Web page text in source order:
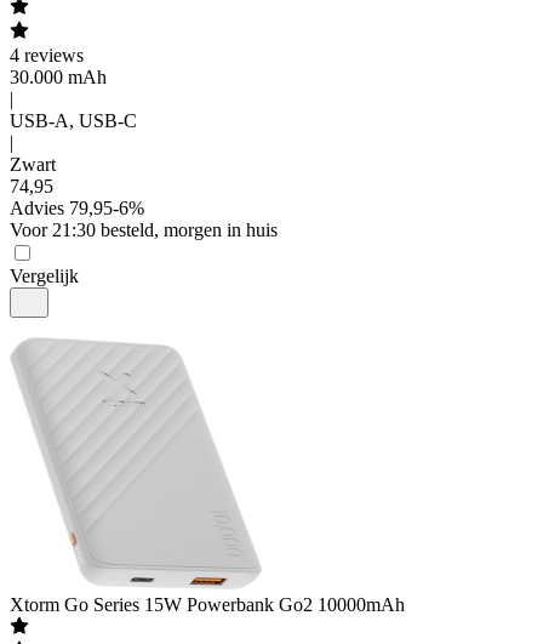
4 reviews
30.000 mAh
|
USB-A, USB-C
|
Zwart
74,95
Advies 79,95-6%
Voor 21:30 besteld, morgen in huis
Vergelijk
Xtorm Go Series 15W Powerbank Go2 10000mAh